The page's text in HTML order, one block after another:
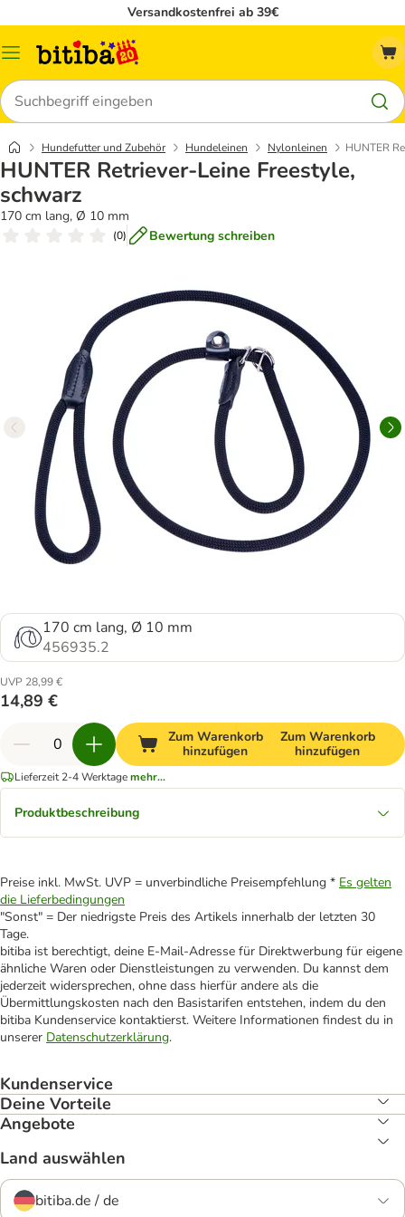
Versandkostenfrei ab 39€
Menü
Suchen
Hundefutter und Zubehör Hundeleinen Nylonleinen HUNTER
HUNTER Retriever-Leine Freestyle,
schwarz
170 cm lang, Ø 10 mm
(0) Bewertung schreiben
170 cm lang, Ø 10 mm
456935.2
UVP 28,99 €
14,89 €
Zum Warenkorb
hinzufügen
Zum Warenkorb
hinzufügen
Lieferzeit 2-4 Werktagemehr...
Produktbeschreibung
Preise inkl. MwSt. UVP = unverbindliche Preisempfehlung * Es gelten
die Lieferbedingungen
"Sonst" = Der niedrigste Preis des Artikels innerhalb der letzten 30
Tage.
bitiba ist berechtigt, deine E-Mail-Adresse für Direktwerbung für eigene
ähnliche Waren oder Dienstleistungen zu verwenden. Du kannst dem
jederzeit widersprechen, ohne dass hierfür andere als die
Übermittlungskosten nach den Basistarifen entstehen, indem du den
bitiba Kundenservice kontaktierst. Weitere Informationen findest du in
unserer Datenschutzerklärung.
Kundenservice
Deine Vorteile
Angebote
Land auswählen
bitiba.de / de